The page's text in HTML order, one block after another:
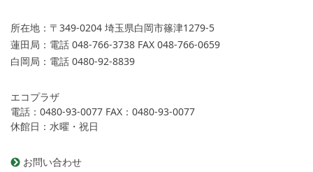
所在地： 〒349-0204 埼玉県白岡市篠津1279-5
蓮田局： 電話 048-766-3738 FAX 048-766-0659
白岡局： 電話 0480-92-8839
エコプラザ
電話：0480-93-0077 FAX：0480-93-0077
休館日：水曜・祝日
お問い合わせ